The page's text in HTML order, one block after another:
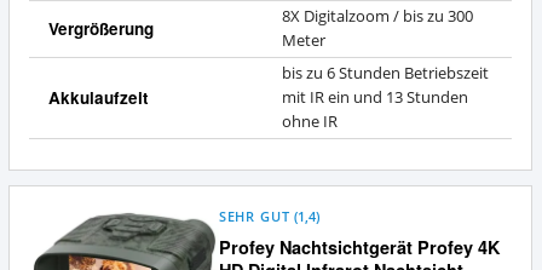
Vergrößerung
8X Digitalzoom / bis zu 300
Meter
Akkulaufzeit
bis zu 6 Stunden Betriebszeit
mit IR ein und 13 Stunden
ohne IR
Profey Nachtsichtgerät Profey 4K
SEHR GUT (1,4)